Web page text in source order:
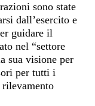
sono state
dall’esercito e
guidare il
nel “settore
sua visione per
per tutti i